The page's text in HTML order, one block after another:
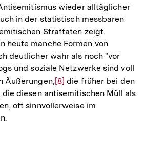
wieder alltäglicher
in der statistisch messbaren
Straftaten zeigt.
heute manche Formen von
deutlicher wahr als noch "vor
und soziale Netzwerke sind voll
Äußerungen,Zur
Auflösung
der
[8] die früher bei den
diesen antisemitischen Müll als
oft sinnvollerweise im